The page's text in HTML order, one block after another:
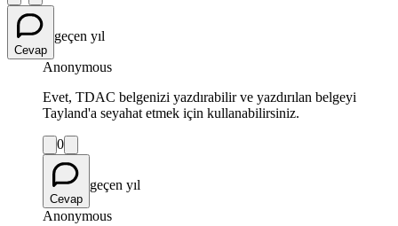
Cevap
geçen yıl
Anonymous
Evet, TDAC belgenizi yazdırabilir ve yazdırılan belgeyi
Tayland'a seyahat etmek için kullanabilirsiniz.
0
Cevap
geçen yıl
Anonymous